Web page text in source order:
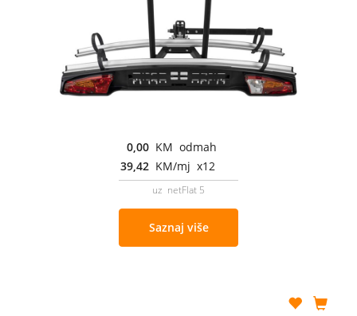
0,00 KM odmah
39,42 KM/mj x12
uz netFlat 5
Saznaj više